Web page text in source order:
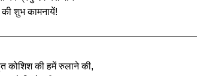
की शुभ कामनायें!
कोशिश की हमें रुलाने की,